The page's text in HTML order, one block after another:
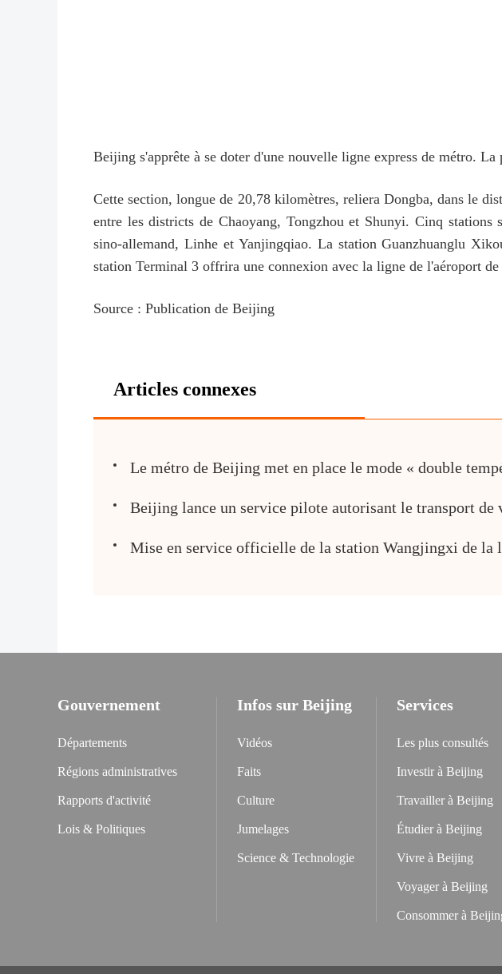
Beijing s'apprête à se doter d'une nouvelle ligne express de métro.
Cette section, longue de 20,78 kilomètres, reliera Dongba, dans le
entre les districts de Chaoyang, Tongzhou et Shunyi. Cinq
sino-allemand, Linhe et Yanjingqiao. La station Guanzhuanglu
station Terminal 3 offrira une connexion avec la ligne de l'aéroport
Source : Publication de Beijing
Articles connexes
Le métro de Beijing met en place le mode « double
Beijing lance un service pilote autorisant le transport de
Mise en service officielle de la station Wangjingxi de la
Gouvernement
Départements
Régions administratives
Rapports d'activité
Lois & Politiques
Infos sur Beijing
Vidéos
Faits
Culture
Jumelages
Science & Technologie
Services
Les plus consultés
Investir à Beijing
Travailler à Beijing
Étudier à Beijing
Vivre à Beijing
Voyager à Beijing
Consommer à